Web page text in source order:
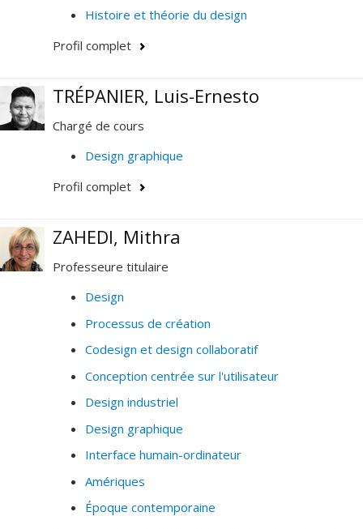
Histoire et théorie du design
Profil complet
TRÉPANIER, Luis-Ernesto
Chargé de cours
Design graphique
Profil complet
ZAHEDI, Mithra
Professeure titulaire
Design
Processus de création
Codesign et design collaboratif
Conception centrée sur l'utilisateur
Design industriel
Design graphique
Interface humain-ordinateur
Amériques
Époque contemporaine